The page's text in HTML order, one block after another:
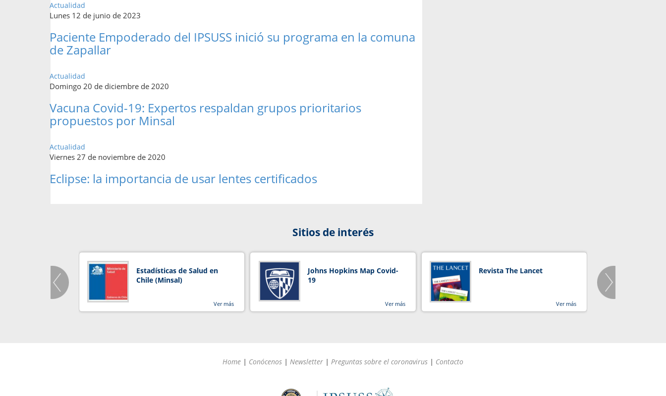
Actualidad
Lunes 12 de junio de 2023
Paciente Empoderado del IPSUSS inició su programa en la comuna
de Zapallar
Actualidad
Domingo 20 de diciembre de 2020
Vacuna Covid-19: Expertos respaldan grupos prioritarios
propuestos por Minsal
Actualidad
Viernes 27 de noviembre de 2020
Eclipse: la importancia de usar lentes certificados
Sitios de interés
Estadísticas de Salud en
Chile (Minsal)
Ver más
Johns Hopkins Map Covid-
19
Ver más
Revista The Lancet
Ver más
Home | Conócenos | Newsletter | Preguntas sobre el coronavirus | Contacto